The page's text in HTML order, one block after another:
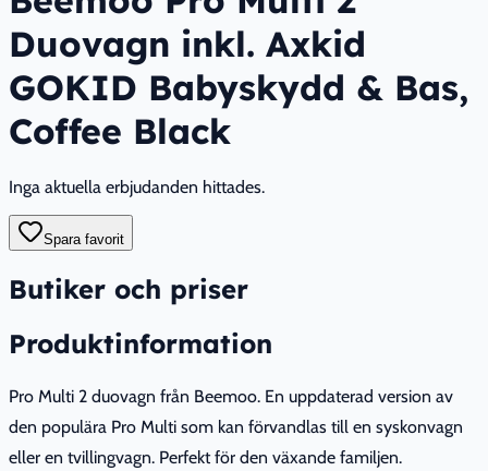
Duovagn inkl. Axkid
GOKID Babyskydd & Bas,
Coffee Black
Inga aktuella erbjudanden hittades.
Spara favorit
Butiker och priser
Produktinformation
Pro Multi 2 duovagn från Beemoo. En uppdaterad version av
den populära Pro Multi som kan förvandlas till en syskonvagn
eller en tvillingvagn. Perfekt för den växande familjen.